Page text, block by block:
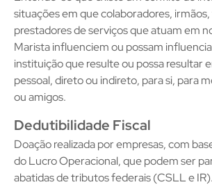
situações em que colaboradores,
prestadores de serviços que atuam em
Marista influenciem ou possam
instituição que resulte ou possa resultar
pessoal, direto ou indireto, para si, para
ou amigos.
Dedutibilidade Fiscal
Doação realizada por empresas, com
do Lucro Operacional, que podem ser
abatidas de tributos federais (CSLL e IR).